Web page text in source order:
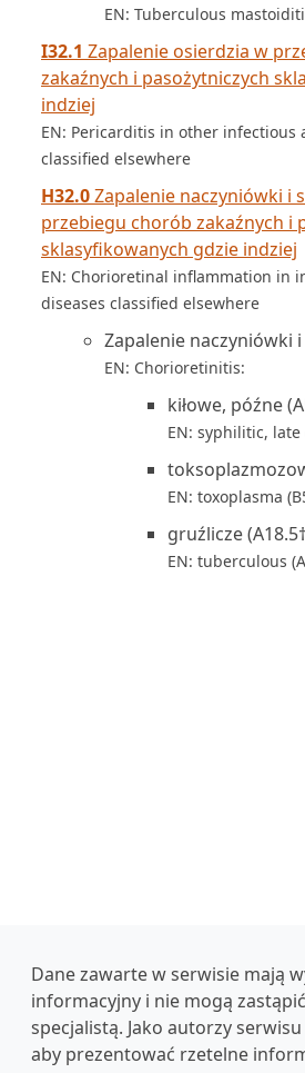
EN: Tuberculous
I32.1 Zapalenie osierdzia w
zakaźnych i pasożytniczych
indziej
EN: Pericarditis in other infectious
classified elsewhere
H32.0Zapalenie naczyniówki i
przebiegu chorób zakaźnych i
sklasyfikowanych gdzie indziej
EN: Chorioretinal inflammation in
diseases classified elsewhere
Zapalenie naczyniówki
EN: Chorioretinitis:
kiłowe, późne
EN: syphilitic, late
EN: toxoplasma
gruźlicze
EN: tuberculous
Dane zawarte w serwisie mają
informacyjny i nie mogą
specjalistą. Jako autorzy
aby prezentować rzetelne